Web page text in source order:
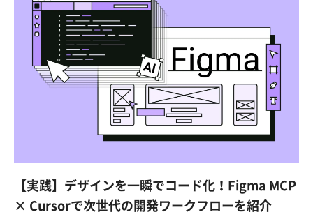
【実践】デザインを一瞬でコード化！Figma MCP
× Cursorで次世代の開発ワークフローを紹介